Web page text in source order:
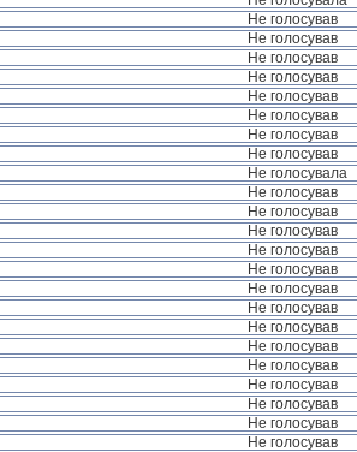
Не голосував
Не голосував
Не голосував
Не голосував
Не голосував
Не голосував
Не голосував
Не голосував
Не голосувала
Не голосував
Не голосував
Не голосував
Не голосував
Не голосував
Не голосував
Не голосував
Не голосував
Не голосував
Не голосував
Не голосував
Не голосував
Не голосував
Не голосував